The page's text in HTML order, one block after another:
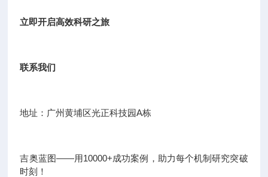
立即开启高效科研之旅
联系我们
地址：广州黄埔区光正科技园A栋
吉奥蓝图——用10000+成功案例，助力每个机制研究突破
时刻！